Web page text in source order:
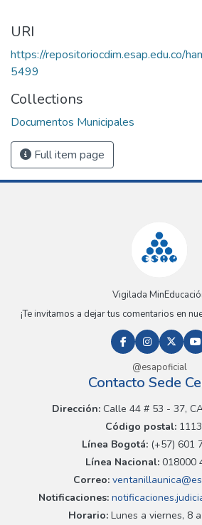
URI
https://repositoriocdim.esap.edu.co/
5499
Collections
Documentos Municipales
Full item page
Vigilada
¡Te invitamos a dejar tus comentarios en
@esapoficial
Contacto Sede
Dirección:Calle 44 # 53 - 37,
Código postal:
Línea Bogotá:(+57) 601
Línea Nacional: 018000
Correo:
Notificaciones:
Horario:Lunes a viernes, 8